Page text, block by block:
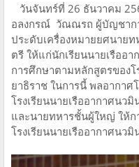
วันจันทร์ที่ 26 ธันวาคม
อลงกรณ์ วัณณรถ ผู้บัญชาก
ประดับเครื่องหมายยศนาย
ตรี ให้แก่นักเรียนนายเรืออ
การศึกษาตามหลักสูตรของ
ยาธิราช ในการนี้ พลอากา
โรงเรียนนายเรืออากาศน
และนายทหารชั้นผู้ใหญ่ ให้
โรงเรียนนายเรืออากาศนว